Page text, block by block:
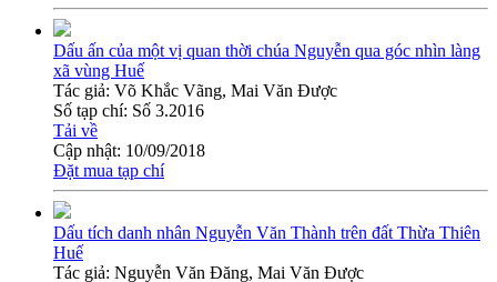
Dấu ấn của một vị quan thời chúa Nguyễn qua góc nhìn làng
xã vùng Huế
Tác giả: Võ Khắc Vãng, Mai Văn Được
Số tạp chí: Số 3.2016
Tải về
Cập nhật: 10/09/2018
Đặt mua tạp chí
Dấu tích danh nhân Nguyễn Văn Thành trên đất Thừa Thiên
Huế
Tác giả: Nguyễn Văn Đăng, Mai Văn Được